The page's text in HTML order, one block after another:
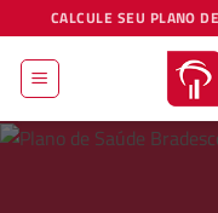
to
content
CALCULE SEU PLANO